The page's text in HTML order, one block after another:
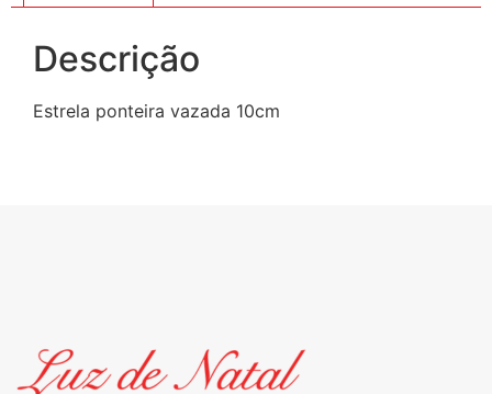
Descrição
Estrela ponteira vazada 10cm